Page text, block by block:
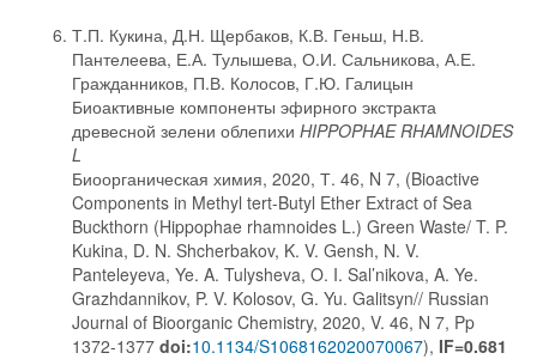
Т.П. Кукина, Д.Н. Щербаков, К.В. Геньш, Н.В.
Пантелеева, Е.А. Тулышева, О.И. Сальникова, А.Е.
Гражданников, П.В. Колосов, Г.Ю. Галицын
Биоактивные компоненты эфирного экстракта
древесной зелени облепихи HIPPOPHAE RHAMNOIDES
L
Биоорганическая химия, 2020, Т. 46, N 7, (Bioactive
Components in Methyl tert-Butyl Ether Extract of Sea
Buckthorn (Hippophae rhamnoides L.) Green Waste/ T. P.
Kukina, D. N. Shcherbakov, K. V. Gensh, N. V.
Panteleyeva, Ye. A. Tulysheva, O. I. Sal’nikova, A. Ye.
Grazhdannikov, P. V. Kolosov, G. Yu. Galitsyn// Russian
Journal of Bioorganic Chemistry, 2020, V. 46, N 7, Pp
1372-1377 doi:10.1134/S1068162020070067), IF=0.681